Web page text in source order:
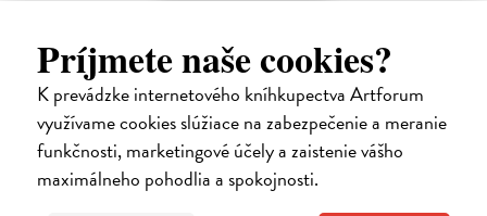
Príjmete naše cookies?
K prevádzke internetového kníhkupectva Artforum
využívame cookies slúžiace na zabezpečenie a meranie
funkčnosti, marketingové účely a zaistenie vášho
maximálneho pohodlia a spokojnosti.
Murakami Haruki| Kniha
Ty jsi to byla, kdo mi vyprávěl o tom městě. Město a jeho nejisté zdi –
dlouho očekávaný román Harukiho Murakamiho volně navazuje na
autorovu starší novelu z roku 1980 a tematicky se prolíná s jeho
kultovním…
Na sklade